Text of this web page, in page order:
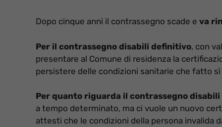
Dopo cinque anni il contrassegno scade e va
Per il contrassegno disabili definitivo, con
presentare al Comune di residenza la
persistere delle condizioni sanitarie che fatto
Per quanto riguarda il contrassegno
a tempo determinato, ma ci vuole un nuovo
attesti che le condizioni della persona invalida